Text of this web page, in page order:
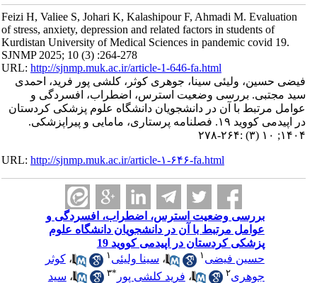
Feizi H, Valiee S, Johari K, Kalashipour F, Ahmadi M. Evaluation
of stress, anxiety, depression and related factors in students of
Kurdistan University of Medical Sciences in pandemic covid 19.
SJNMP 2025; 10 (3) :264-278
URL:http://sjnmp.muk.ac.ir/article-1-646-fa.html
فیضی حسین، ولیئی سینا، جوهری کوثر، کلشی پور فرید، احمدی
سید مجتبی. بررسی وضعیت استرس، اضطراب، افسردگی و
عوامل مرتبط با آن در دانشجویان دانشگاه علوم پزشکی کردستان
در اپیدمی کووید ۱۹. فصلنامه پرستاری، مامایی و پیراپزشکی.
۱۴۰۴; ۱۰ (۳) :۲۶۴-۲۷۸
URL:http://sjnmp.muk.ac.ir/article-۱-۶۴۶-fa.html
بررسی وضعیت استرس، اضطراب، افسردگی و
عوامل مرتبط با آن در دانشجویان دانشگاه علوم
پزشکی کردستان در اپیدمی کووید 19
حسین فیضی
،سینا ولیئی ،کوثر
جوهری
،فرید کلشی پور ۳ ،سید